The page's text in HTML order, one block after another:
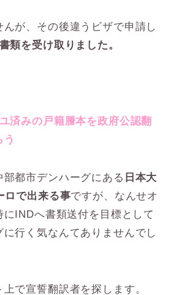
が、その後違うビザで申請し
類を受け取りました。
済みの戸籍謄本を政府公認翻
都市デンハーグにある 日本大
ロで出来る事ですが、なんせオ
にINDへ書類送付を目標として
行く気なんてありませんでし
で宣誓翻訳者を探します。